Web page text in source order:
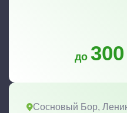
до
Сосновый Бор,